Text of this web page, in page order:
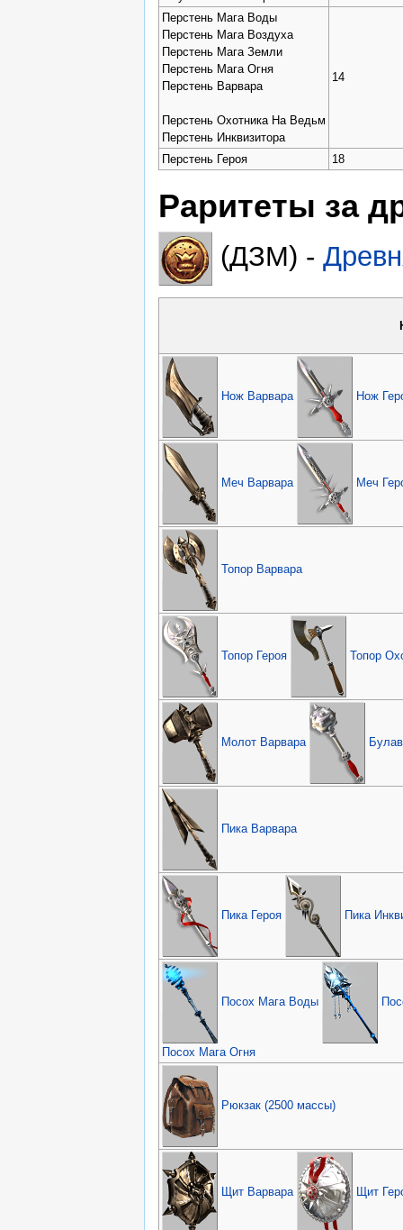
Перстень Мага Воды
Перстень Мага Воздуха
Перстень Мага Земли
Перстень Мага Огня
Перстень Варвара
Перстень Охотника На Ведьм
Перстень Инквизитора
14
Перстень Героя 18
Раритеты за
(ДЗМ) -
Нож Варвара Нож
Меч Варвара Меч
Топор Варвара
Топор Героя Топор
Молот Варвара
Пика Варвара
Пика Героя Пика
Посох Мага Воды
Посох Мага Огня
Рюкзак (2500 массы)
Щит Варвара Щит